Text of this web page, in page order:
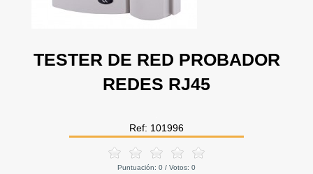
TESTER DE RED PROBADOR
REDES RJ45
Ref: 101996
Puntuación: 0 / Votos: 0